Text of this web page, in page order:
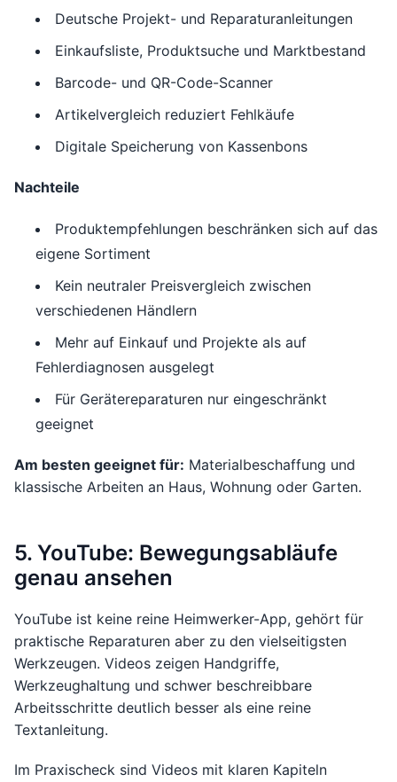
Deutsche Projekt- und Reparaturanleitungen
Einkaufsliste, Produktsuche und Marktbestand
Barcode- und QR-Code-Scanner
Artikelvergleich reduziert Fehlkäufe
Digitale Speicherung von Kassenbons
Nachteile
Produktempfehlungen beschränken sich auf das
eigene Sortiment
Kein neutraler Preisvergleich zwischen
verschiedenen Händlern
Mehr auf Einkauf und Projekte als auf
Fehlerdiagnosen ausgelegt
Für Gerätereparaturen nur eingeschränkt
geeignet
Am besten geeignet für: Materialbeschaffung und
klassische Arbeiten an Haus, Wohnung oder Garten.
5. YouTube: Bewegungsabläufe
genau ansehen
YouTube ist keine reine Heimwerker-App, gehört für
praktische Reparaturen aber zu den vielseitigsten
Werkzeugen. Videos zeigen Handgriffe,
Werkzeughaltung und schwer beschreibbare
Arbeitsschritte deutlich besser als eine reine
Textanleitung.
Im Praxischeck sind Videos mit klaren Kapiteln